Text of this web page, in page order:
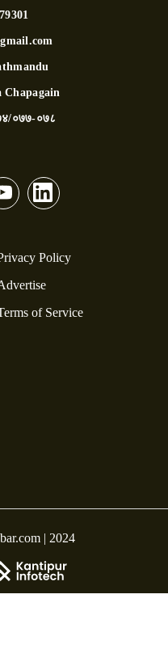
Chapagain
०७७-०७८
Policy
of Service
| 2024